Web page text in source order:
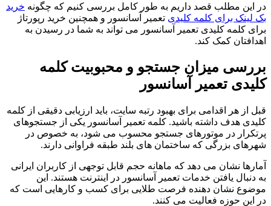
در این مطلب قصد داریم به طور کامل بررسی کنیم که چگونه خرید
بک لینک برای کلمه کلیدی تعمیر آسانسور و همچنین خرید رپورتاژ
برای کلمه کلیدی تعمیر آسانسور می تواند به شما در رسیدن به
اهدافتان کمک کند.
بررسی میزان جستجو و محبوبیت کلمه
کلیدی تعمیر آسانسور
قبل از هر اقدامی برای بهبود رتبه سایت، باید ارزیابی دقیقی از کلمه
کلیدی هدف داشته باشید. کلمه تعمیر آسانسور یکی از جستجوهای
پرتکرار در موتورهای جستجو محسوب می شود، به خصوص در
شهرهای بزرگی که ساختمان های بلند طبقه فراوانی دارند.
آمارها نشان می دهد که ماهانه حجم قابل توجهی از کاربران ایرانی
به دنبال یافتن خدمات تعمیر آسانسور در اینترنت هستند. این
موضوع نشان دهنده فرصت طلایی برای کسب و کارهایی است که
در این حوزه فعالیت می کنند.